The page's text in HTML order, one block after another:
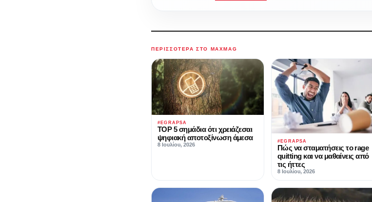
ΠΕΡΙΣΣΌΤΕΡΑ ΣΤΟ MAXMAG
#EGRAPSA
TOP 5 σημάδια ότι χρειάζεσαι
ψηφιακή αποτοξίνωση άμεσα
8 Ιουλίου, 2026
#EGRAPSA
Πώς να σταματήσεις το rage
quitting και να μαθαίνεις από
τις ήττες
8 Ιουλίου, 2026